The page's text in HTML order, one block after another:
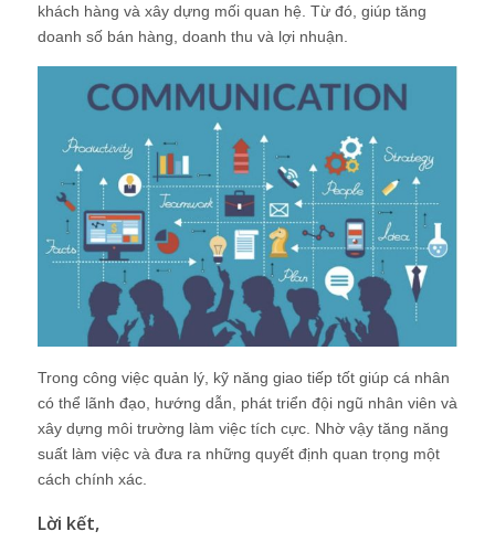
khách hàng và xây dựng mối quan hệ. Từ đó, giúp tăng
doanh số bán hàng, doanh thu và lợi nhuận.
Trong công việc quản lý, kỹ năng giao tiếp tốt giúp cá nhân
có thể lãnh đạo, hướng dẫn, phát triển đội ngũ nhân viên và
xây dựng môi trường làm việc tích cực. Nhờ vậy tăng năng
suất làm việc và đưa ra những quyết định quan trọng một
cách chính xác.
Lời kết,